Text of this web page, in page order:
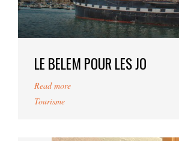
LE BELEM POUR LES JO
Read more
Tourisme